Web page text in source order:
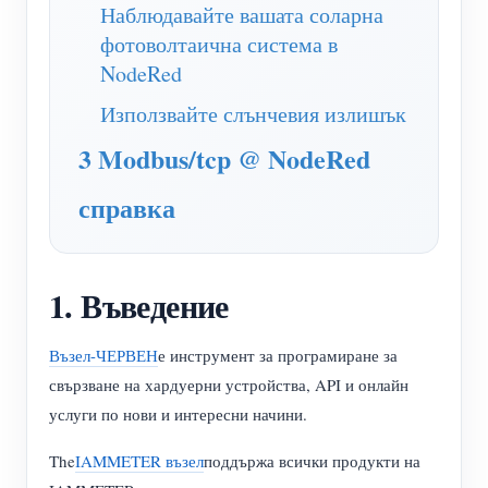
WiFi контролер за захранване
IAMMETER Cloud Pro
IAMMETER Симулатор
Виртуален измервателен уред
Система за енергийно прогнозиране и симулация
Приложения
Енергиен монитор на слънчева фотоволтаична
система
Монитор за потребление на електроенергия
Система за управление на фотоволтаични
Магазин
Ресурси
Документ
Наблюдавайте вашата соларна
фотоволтаична система в
NodeRed
Използвайте слънчевия излишък
3 Modbus/tcp @ NodeRed
справка
1. Въведение
Възел-ЧЕРВЕНе инструмент за програмиране за
свързване на хардуерни устройства, API и онлайн
услуги по нови и интересни начини.
TheIAMMETER възелподдържа всички продукти на